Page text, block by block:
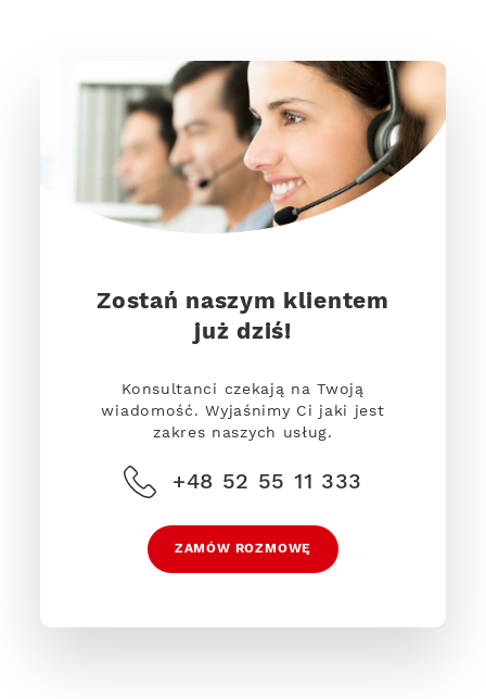
Zostań naszym klientem
już dziś!
Konsultanci czekają na Twoją
wiadomość. Wyjaśnimy Ci jaki jest
zakres naszych usług.
+48 52 55 11 333
ZAMÓW ROZMOWĘ